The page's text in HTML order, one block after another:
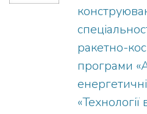
and scientific-
aircraft, rail and
machines
RU:
учебной
фактического
магистров
Отраслевое
ракетно-
програми